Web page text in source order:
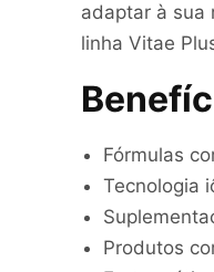
adaptar à sua
linha Vitae
Fórmulas
Tecnologia
Produtos